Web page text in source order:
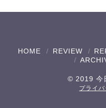
HOME REVIEW
© 2019 今
プライ